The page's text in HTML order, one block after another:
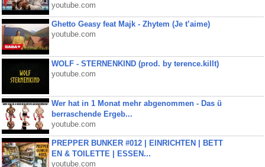
youtube.com
Ghetto Geasy feat Majk - Zhytem (Je t’aime)
youtube.com
WOLF - STERNENKIND (prod. by terence.killt)
youtube.com
Wer hat in 1 Monat mehr abgenommen - Das ü
berraschende Ergeb...
youtube.com
PREPPER BUNKER #012 | EINRICHTEN | BETT
EN & TOILETTE | ESSEN...
youtube.com